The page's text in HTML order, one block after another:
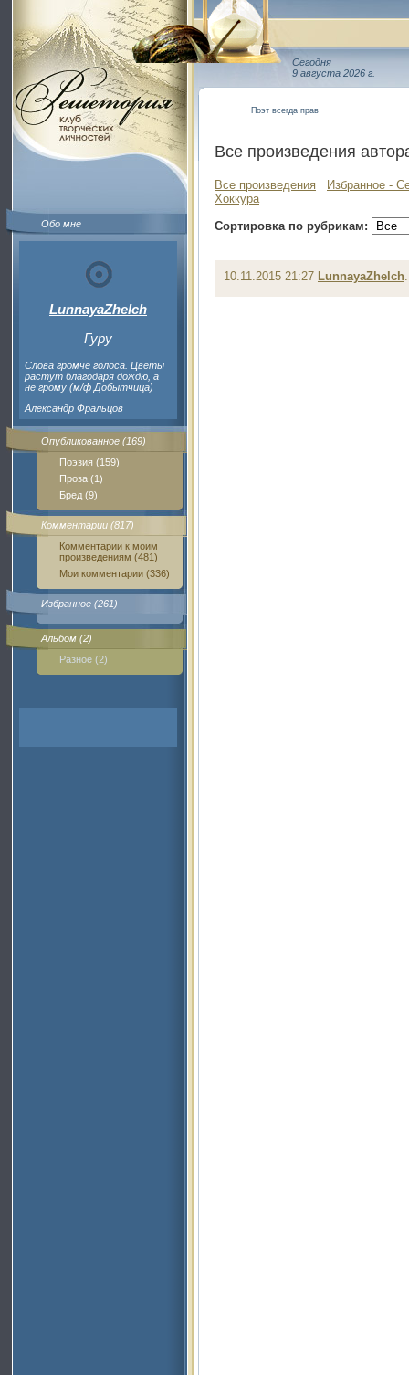
Обо мне
LunnayaZhelch
Гуру
Слова громче голоса. Цветы
растут благодаря дождю, а
не грому (м/ф Добытчица)
Александр Фральцов
Опубликованное (169)
Поэзия (159)
Проза (1)
Бред (9)
Комментарии (817)
Комментарии к моим
произведениям (481)
Мои комментарии (336)
Избранное (261)
Альбом (2)
Разное (2)
Сегодня
9 августа 2026 г.
Поэт всегда прав
Все произведения
Все произведения
Избранное -
Хоккура
Сортировка по рубрикам:
10.11.2015 21:27 LunnayaZhelch